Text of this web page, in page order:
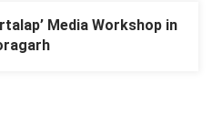
Media Workshop in